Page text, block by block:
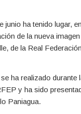
junio ha tenido lugar,
de la nueva
de la Real
ha realizado durante
y ha sido
Paniagua.